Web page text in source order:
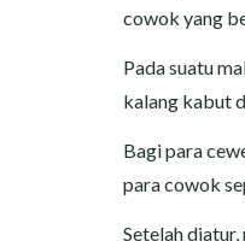
cowok yang
Pada suatu
kalang kabut
Bagi para
para cowok
Setelah
CERITA SPERMA
CERITA HOT MAMA